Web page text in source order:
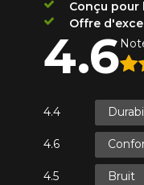
Conçu
Offre
4.6
Bruit